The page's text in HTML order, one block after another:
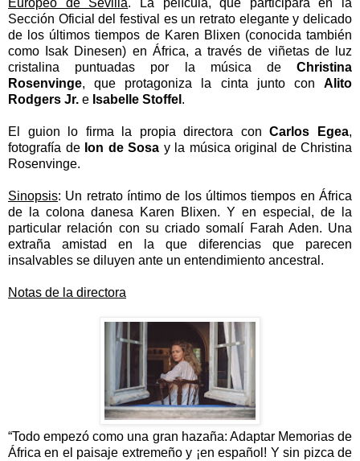
Sección Oficial del festival es un retrato elegante y delicado
de los últimos tiempos de Karen Blixen (conocida también
como Isak Dinesen) en África, a través de viñetas de luz
cristalina puntuadas por la música de Christina
Rosenvinge, que protagoniza la cinta junto con Alito
Rodgers Jr. e Isabelle Stoffel .
El guion lo firma la propia directora conCarlos Egea,
fotografía de Ion de Sosa y la música original de Christina
Rosenvinge.
Sinopsis: Un retrato íntimo de los últimos tiempos en África
de la colona danesa Karen Blixen. Y en especial, de la
particular relación con su criado somalí Farah Aden. Una
extraña amistad en la que diferencias que parecen
insalvables se diluyen ante un entendimiento ancestral.
Notas de la directora
“Todo empezó como una gran hazaña: Adaptar Memorias de
África en el paisaje extremeño y ¡en español! Y sin pizca de